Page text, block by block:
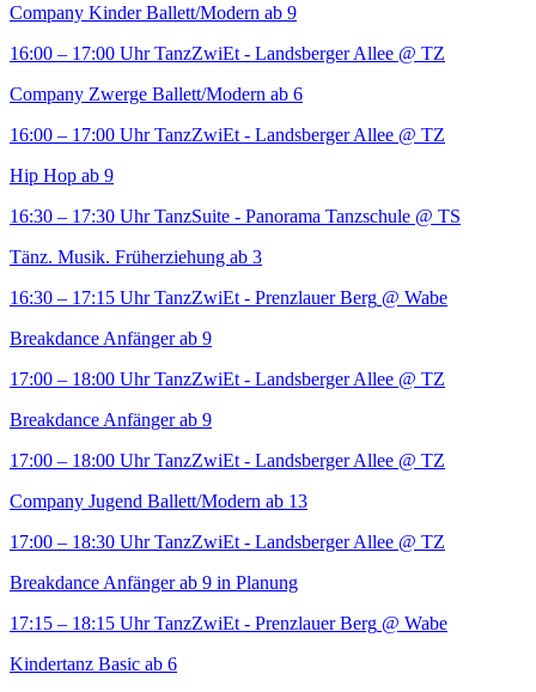
Company Kinder Ballett/Modern ab 9
16:00 – 17:00 Uhr TanzZwiEt - Landsberger Allee @ TZ
Company Zwerge Ballett/Modern ab 6
16:00 – 17:00 Uhr TanzZwiEt - Landsberger Allee @ TZ
Hip Hop ab 9
16:30 – 17:30 Uhr TanzSuite - Panorama Tanzschule @ TS
Tänz. Musik. Früherziehung ab 3
16:30 – 17:15 Uhr TanzZwiEt - Prenzlauer Berg @ Wabe
Breakdance Anfänger ab 9
17:00 – 18:00 Uhr TanzZwiEt - Landsberger Allee @ TZ
Breakdance Anfänger ab 9
17:00 – 18:00 Uhr TanzZwiEt - Landsberger Allee @ TZ
Company Jugend Ballett/Modern ab 13
17:00 – 18:30 Uhr TanzZwiEt - Landsberger Allee @ TZ
Breakdance Anfänger ab 9 in Planung
17:15 – 18:15 Uhr TanzZwiEt - Prenzlauer Berg @ Wabe
Kindertanz Basic ab 6